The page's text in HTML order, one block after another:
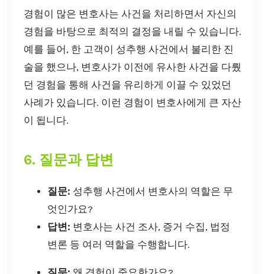
경험이 많은 변호사는 사건을 처리하면서 자신의
경험을 바탕으로 최적의 결정을 내릴 수 있습니다.
예를 들어, 한 고객이 성추행 사건에서 불리한 진
술을 했으나, 변호사가 이전에 유사한 사건을 다뤘
던 경험을 통해 사건을 유리하게 이끌 수 있었던
사례가 있습니다. 이런 경험이 변호사에게 큰 자산
이 됩니다.
6. 질문과 답변
질문: 성추행 사건에서 변호사의 역할은 무
엇인가요?
답변: 변호사는 사건 조사, 증거 수집, 법정
변론 등 여러 역할을 수행합니다.